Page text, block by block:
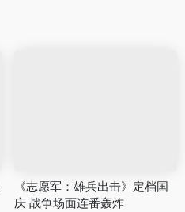
《志愿军：雄兵出击》定档国
庆 战争场面连番轰炸